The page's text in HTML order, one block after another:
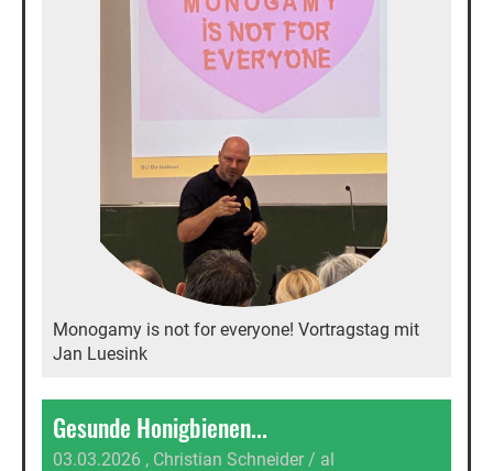
Monogamy is not for everyone! Vortragstag mit
Jan Luesink
Gesunde Honigbienen...
03.03.2026 , Christian Schneider / al